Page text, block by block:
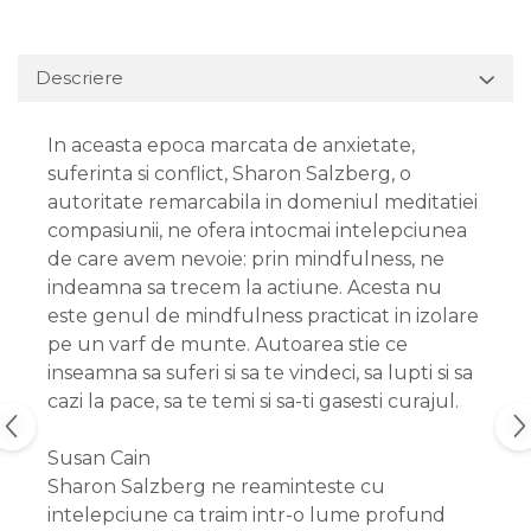
Descriere
In aceasta epoca marcata de anxietate,
suferinta si conflict, Sharon Salzberg, o
autoritate remarcabila in domeniul meditatiei
compasiunii, ne ofera intocmai intelepciunea
de care avem nevoie: prin mindfulness, ne
indeamna sa trecem la actiune. Acesta nu
este genul de mindfulness practicat in izolare
pe un varf de munte. Autoarea stie ce
inseamna sa suferi si sa te vindeci, sa lupti si sa
cazi la pace, sa te temi si sa-ti gasesti curajul.
Susan Cain
Sharon Salzberg ne reaminteste cu
intelepciune ca traim intr-o lume profund